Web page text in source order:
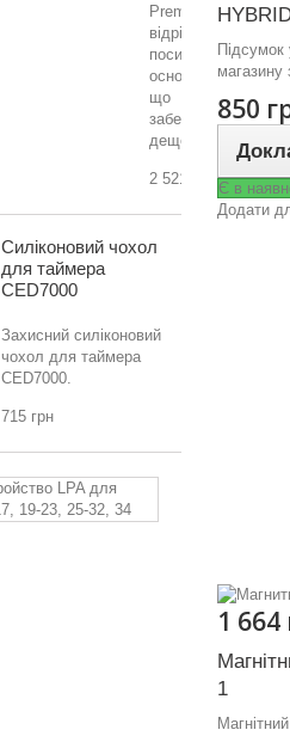
Premium
відрізняється
посиленою
основою,
що
забезпечує
дещо...
2 521 грн
Силіконовий чохол
для таймера
CED7000
Захисний силіконовий
чохол для таймера
CED7000.
715 грн
Glock
магазину
850
Є в
Додати
1 664
1